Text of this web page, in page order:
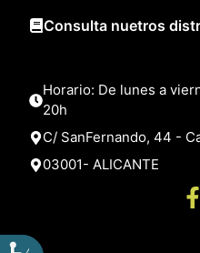
Consulta nuetros
Horario: De lunes a
20h
C/ SanFernando, 44 -
03001- ALICANTE